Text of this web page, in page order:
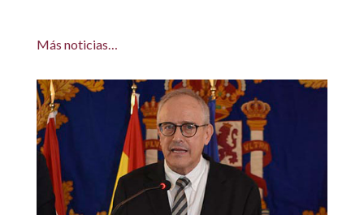
Más noticias…